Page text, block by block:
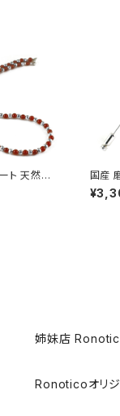
ト 天然石
ス Silver
トクラスプ
国産
m 揺
ハット
姉妹店
Ronoticoオリジ